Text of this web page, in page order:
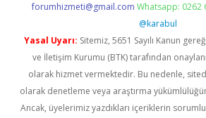
forumhizmeti@gmail.com Whatsapp: 0262
@karabul
Yasal Uyarı: Sitemiz, 5651 Sayılı Kanun
ve İletişim Kurumu (BTK) tarafından
olarak hizmet vermektedir. Bu nedenle,
olarak denetleme veya araştırma
Ancak, üyelerimiz yazdıkları içeriklerin